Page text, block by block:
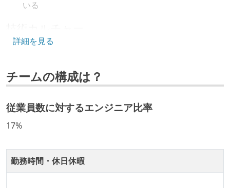
いる
CTO またはそれに準じる、技術やワークフローの標準
開発メンバーの裁量
OS やエディタ、IDE といった個人の環境は、各自の責
任で好きなものを使うことができる
タスクの見積もりは、実装を担当するメンバーが中心
となって行う
詳細を見る
チームの構成は？
従業員数に対するエンジニア比率
17%
勤務時間・休日休暇